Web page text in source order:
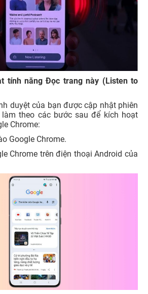
tính năng Đọc trang này (Listen to
duyệt của bạn được cập nhật phiên
theo các bước sau để kích hoạt
Chrome:
Google Chrome.
Chrome trên điện thoại Android của